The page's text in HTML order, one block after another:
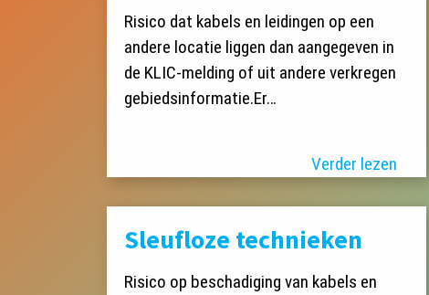
Risico dat kabels en leidingen op een
andere locatie liggen dan aangegeven in
de KLIC-melding of uit andere verkregen
gebiedsinformatie.Er…
Verder lezen
Sleufloze technieken
Risico op beschadiging van kabels en